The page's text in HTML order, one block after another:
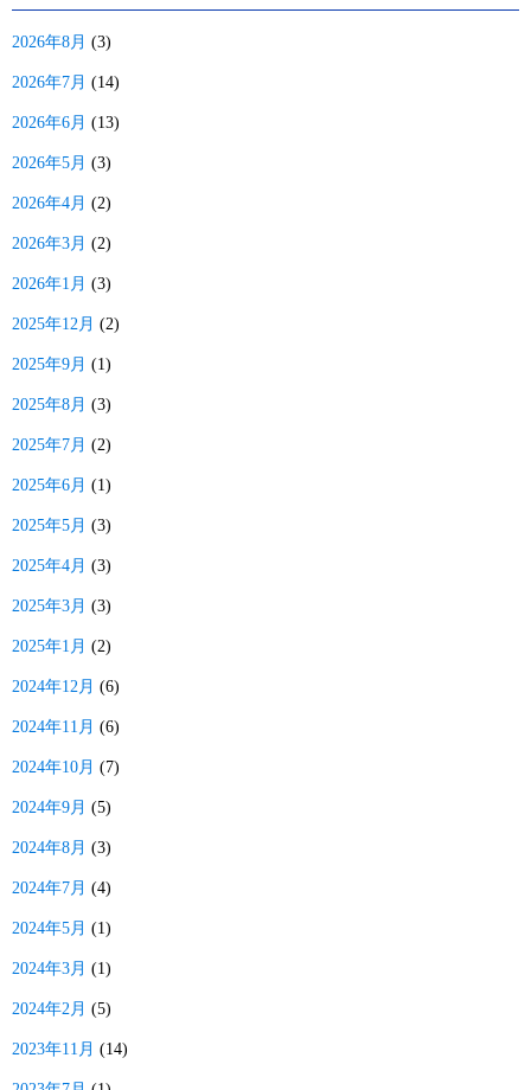
2026年8月 (3)
2026年7月 (14)
2026年6月 (13)
2026年5月 (3)
2026年4月 (2)
2026年3月 (2)
2026年1月 (3)
2025年12月 (2)
2025年9月 (1)
2025年8月 (3)
2025年7月 (2)
2025年6月 (1)
2025年5月 (3)
2025年4月 (3)
2025年3月 (3)
2025年1月 (2)
2024年12月 (6)
2024年11月 (6)
2024年10月 (7)
2024年9月 (5)
2024年8月 (3)
2024年7月 (4)
2024年5月 (1)
2024年3月 (1)
2024年2月 (5)
2023年11月 (14)